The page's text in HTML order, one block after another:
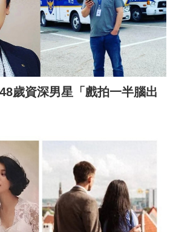
歲資深男星「戲拍一半腦出